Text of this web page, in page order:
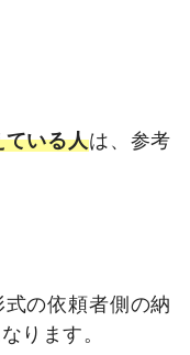
ている人は、参考
の依頼者側の納
ります。